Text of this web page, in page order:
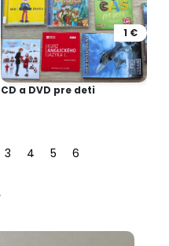
1 €
CD a DVD pre deti
3 4 5 6